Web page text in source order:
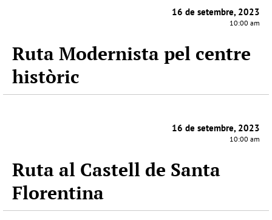
16 de setembre, 2023
10:00 am
Ruta Modernista pel centre
històric
16 de setembre, 2023
10:00 am
Ruta al Castell de Santa
Florentina